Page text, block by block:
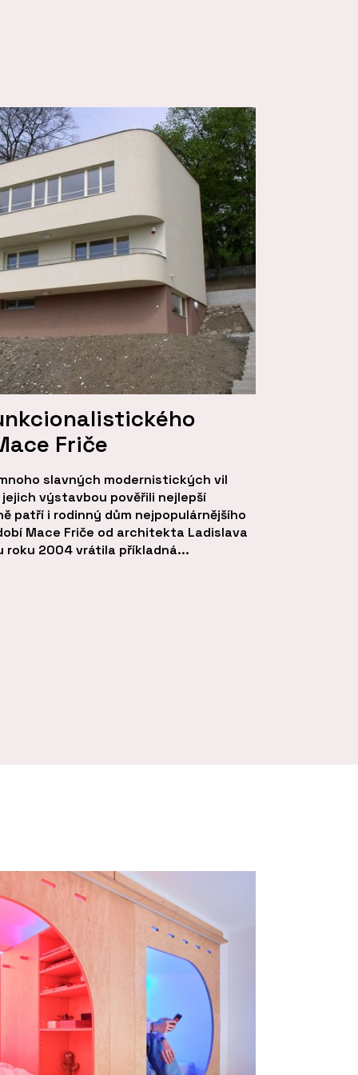
Friče
slavných modernistických vil
výstavbou pověřili nejlepší
patří i rodinný dům nejpopulárnějšího
Mace Friče od architekta Ladislava
roku 2004 vrátila příkladná...